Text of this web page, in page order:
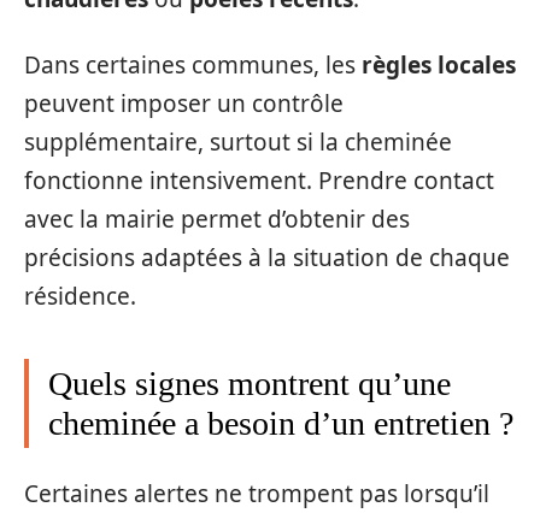
Dans certaines communes, les règles locales
peuvent imposer un contrôle
supplémentaire, surtout si la cheminée
fonctionne intensivement. Prendre contact
avec la mairie permet d’obtenir des
précisions adaptées à la situation de chaque
résidence.
Quels signes montrent qu’une
cheminée a besoin d’un entretien ?
Certaines alertes ne trompent pas lorsqu’il